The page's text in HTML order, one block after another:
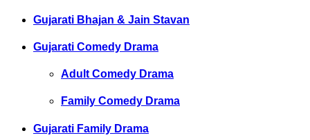
Gujarati Bhajan & Jain Stavan
Gujarati Comedy Drama
Adult Comedy Drama
Family Comedy Drama
Gujarati Family Drama